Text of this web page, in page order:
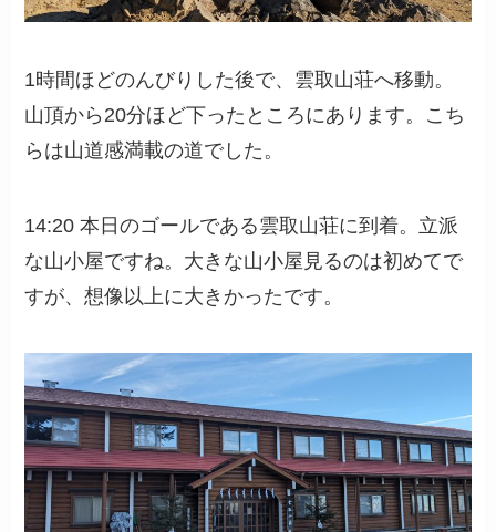
1時間ほどのんびりした後で、雲取山荘へ移動。
山頂から20分ほど下ったところにあります。こち
らは山道感満載の道でした。
14:20 本日のゴールである雲取山荘に到着。立派
な山小屋ですね。大きな山小屋見るのは初めてで
すが、想像以上に大きかったです。